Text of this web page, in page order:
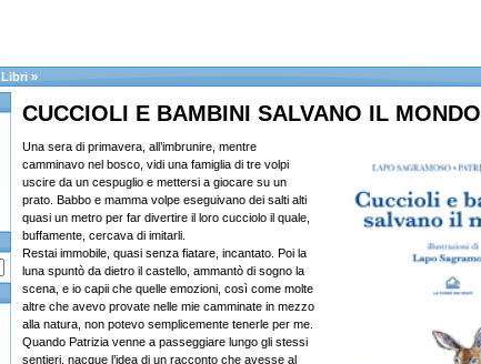
Libri »
CUCCIOLI E BAMBINI SALVANO IL MONDO
Una sera di primavera, all’imbrunire, mentre
camminavo nel bosco, vidi una famiglia di tre volpi
uscire da un cespuglio e mettersi a giocare su un
prato. Babbo e mamma volpe eseguivano dei salti alti
quasi un metro per far divertire il loro cucciolo il quale,
buffamente, cercava di imitarli.
Restai immobile, quasi senza fiatare, incantato. Poi la
luna spuntò da dietro il castello, ammantò di sogno la
scena, e io capii che quelle emozioni, così come molte
altre che avevo provate nelle mie camminate in mezzo
alla natura, non potevo semplicemente tenerle per me.
Quando Patrizia venne a passeggiare lungo gli stessi
sentieri, nacque l’idea di un racconto che avesse al